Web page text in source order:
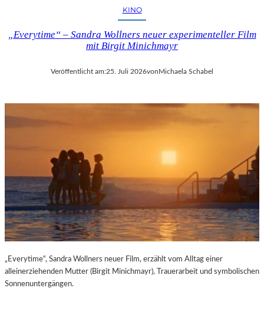
KINO
„Everytime“ – Sandra Wollners neuer experimenteller Film
mit Birgit Minichmayr
Veröffentlicht am:25. Juli 2026vonMichaela Schabel
„Everytime“, Sandra Wollners neuer Film, erzählt vom Alltag einer
alleinerziehenden Mutter (Birgit Minichmayr), Trauerarbeit und symbolischen
Sonnenuntergängen.